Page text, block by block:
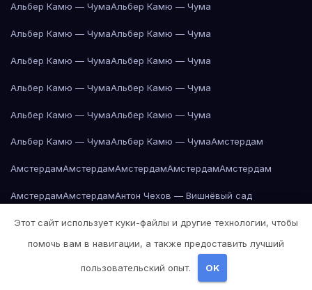
Альбер Камю — ЧумаАльбер Камю — Чума
Альбер Камю — ЧумаАльбер Камю — Чума
Альбер Камю — ЧумаАльбер Камю — Чума
Альбер Камю — ЧумаАльбер Камю — Чума
Альбер Камю — ЧумаАльбер Камю — Чума
Альбер Камю — ЧумаАльбер Камю — ЧумаАмстердам
АмстердамАмстердамАмстердамАмстердамАмстердам
АмстердамАмстердамАнтон Чехов — Вишнёвый сад
Антон Чехов — Вишнёвый садАнтон Чехов — Вишнёвый сад
Антон Чехов — Вишнёвый садАнтон Чехов — Вишнёвый сад
Этот сайт использует куки-файлы и другие технологии, чтобы
помочь вам в навигации, а также предоставить лучший
пользовательский опыт. OK